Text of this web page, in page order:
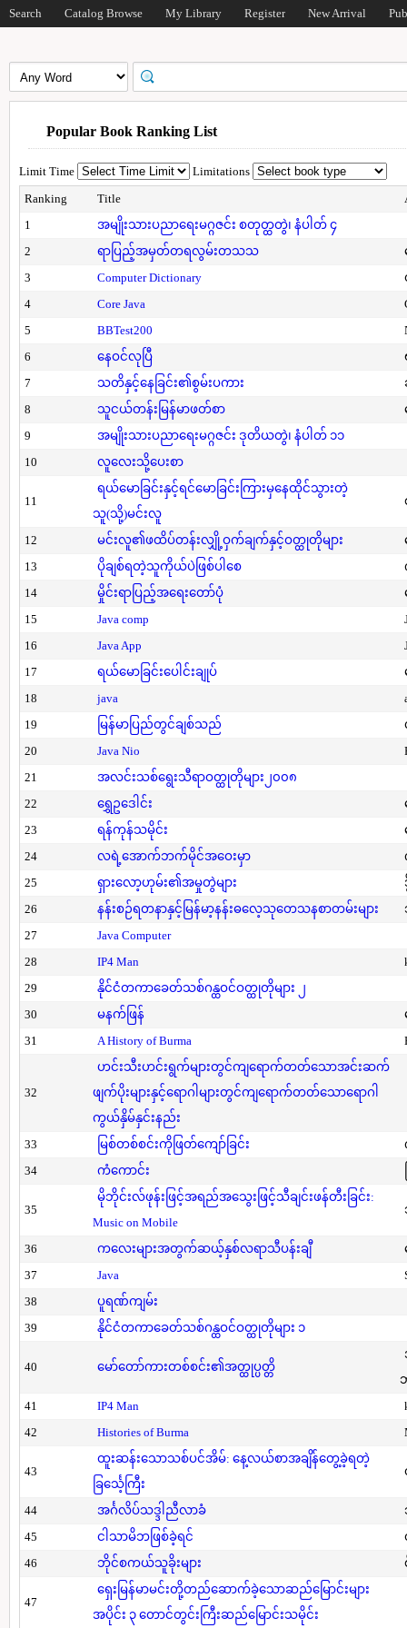
Search Catalog Browse My Library Register New Arrival
Popular Book Ranking List
Limit Time
Limitations
Ranking
Title
1
အမျိုးသားပညာရေးမဂ္ဂဇင်း စတုတ္ထတွဲ၊ နံပါတ် ၄
2
ရာပြည့်အမှတ်တရလွမ်းတသသ
3
Computer Dictionary
4
Core Java
5
BBTest200
6
နေဝင်လုပြီ
7
သတိနှင့်နေခြင်း၏စွမ်းပကား
8
သူငယ်တန်းမြန်မာဖတ်စာ
9
အမျိုးသားပညာရေးမဂ္ဂဇင်း ဒုတိယတွဲ၊ နံပါတ် ၁၁
10
လူလေးသို့ပေးစာ
11
ရယ်မောခြင်းနှင့်ရင်မောခြင်းကြားမှနေထိုင်သွားတဲ့
သူ(သို့)မင်းလူ
12 မင်းလူ၏ဖထိပ်တန်းလျှို့ဝှက်ချက်နှင့်ဝတ္ထုတိုများ
13
ပိုချစ်ရတဲ့သူကိုယ်ပဲဖြစ်ပါစေ
14
မှိုင်းရာပြည့်အရေးတော်ပုံ
15
Java comp
16
Java App
17
ရယ်မောခြင်းပေါင်းချုပ်
18
java
19
မြန်မာပြည်တွင်ချစ်သည်
20
Java Nio
21
အလင်းသစ်ရွေးသီရာဝတ္ထုတိုများ၂၀၀၈
22
ရွှေဥဒေါင်း
23
ရန်ကုန်သမိုင်း
24
လရဲ့အောက်ဘက်မိုင်အဝေးမှာ
25
ရှားလော့ဟုမ်း၏အမှုတွဲများ
26
နန်းစဉ်ရတနာနှင့်မြန်မာ့နန်းဓလေ့သုတေသနစာတမ်းများ
27
Java Computer
28
IP4 Man
29
နိုင်ငံတကာခေတ်သစ်ဂန္ထဝင်ဝတ္ထုတိုများ ၂
30
မနက်ဖြန်
31
A History of Burma
32
ဟင်းသီးဟင်းရွက်များတွင်ကျရောက်တတ်သောအင်းဆက်
ဖျက်ပိုးများနှင့်ရောဂါများတွင်ကျရောက်တတ်သောရောဂါ
ကွယ်နှိမ်နှင်းနည်း
33
မြစ်တစ်စင်းကိုဖြတ်ကျော်ခြင်း
34
ကံကောင်း
35
မိုဘိုင်းလ်ဖုန်းဖြင့်အရည်အသွေးဖြင့်သီချင်းဖန်တီးခြင်း:
Music on Mobile
36 ကလေးများအတွက်ဆယ့်နှစ်လရာသီပန်းချီ
37
Java
38
ပူရဏ်ကျမ်း
39
နိုင်ငံတကာခေတ်သစ်ဂန္ထဝင်ဝတ္ထုတိုများ ၁
40 မော်တော်ကားတစ်စင်း၏အတ္ထုပ္ပတ္တိ
41
IP4 Man
42
Histories of Burma
43
ထူးဆန်းသောသစ်ပင်အိမ်: နေ့လယ်စာအချိန်တွေ့ခဲ့ရတဲ့
ခြင်္သေ့ကြီး
44 အင်္ဂလိပ်သဒ္ဒါညီလာခံ
45
ငါသာမိဘဖြစ်ခဲ့ရင်
46
ဘိုင်စကယ်သူခိုးများ
47
ရှေးမြန်မာမင်းတို့တည်ဆောက်ခဲ့သောဆည်မြောင်းများ
အပိုင်း ၃ တောင်တွင်းကြီးဆည်မြောင်းသမိုင်း